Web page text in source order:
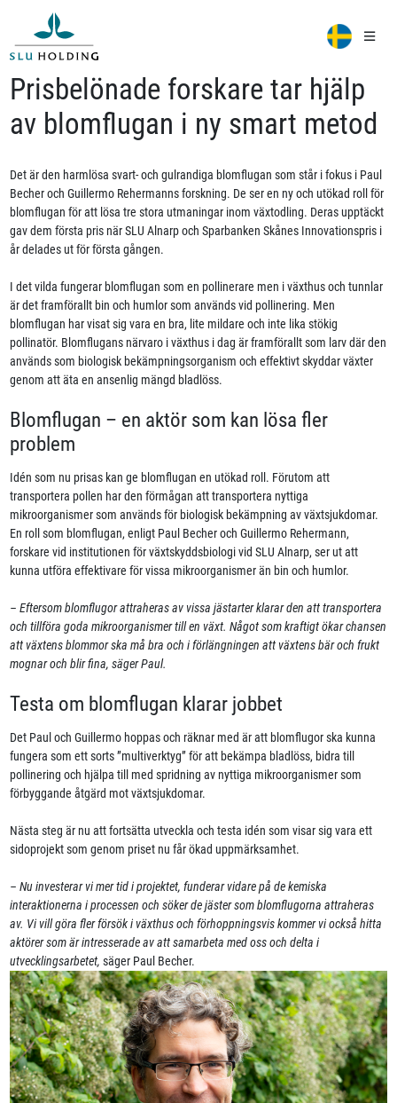
Prisbelönade forskare tar hjälp
av blomflugan i ny smart metod
Det är den harmlösa svart- och gulrandiga blomflugan som står i fokus i Paul
Becher och Guillermo Rehermanns forskning. De ser en ny och utökad roll för
blomflugan för att lösa tre stora utmaningar inom växtodling. Deras upptäckt
gav dem första pris när SLU Alnarp och Sparbanken Skånes Innovationspris i
år delades ut för första gången.
I det vilda fungerar blomflugan som en pollinerare men i växthus och tunnlar
är det framförallt bin och humlor som används vid pollinering. Men
blomflugan har visat sig vara en bra, lite mildare och inte lika stökig
pollinatör. Blomflugans närvaro i växthus i dag är framförallt som larv där den
används som biologisk bekämpningsorganism och effektivt skyddar växter
genom att äta en ansenlig mängd bladlöss.
Blomflugan – en aktör som kan lösa fler
problem
Idén som nu prisas kan ge blomflugan en utökad roll. Förutom att
transportera pollen har den förmågan att transportera nyttiga
mikroorganismer som används för biologisk bekämpning av växtsjukdomar.
En roll som blomflugan, enligt Paul Becher och Guillermo Rehermann,
forskare vid institutionen för växtskyddsbiologi vid SLU Alnarp, ser ut att
kunna utföra effektivare för vissa mikroorganismer än bin och humlor.
– Eftersom blomflugor attraheras av vissa jästarter klarar den att transportera
och tillföra goda mikroorganismer till en växt. Något som kraftigt ökar chansen
att växtens blommor ska må bra och i förlängningen att växtens bär och frukt
mognar och blir fina, säger Paul.
Testa om blomflugan klarar jobbet
Det Paul och Guillermo hoppas och räknar med är att blomflugor ska kunna
fungera som ett sorts ”multiverktyg” för att bekämpa bladlöss, bidra till
pollinering och hjälpa till med spridning av nyttiga mikroorganismer som
förbyggande åtgärd mot växtsjukdomar.
Nästa steg är nu att fortsätta utveckla och testa idén som visar sig vara ett
sidoprojekt som genom priset nu får ökad uppmärksamhet.
– Nu investerar vi mer tid i projektet, funderar vidare på de kemiska
interaktionerna i processen och söker de jäster som blomflugorna attraheras
av. Vi vill göra fler försök i växthus och förhoppningsvis kommer vi också hitta
aktörer som är intresserade av att samarbeta med oss och delta i
utvecklingsarbetet, säger Paul Becher.